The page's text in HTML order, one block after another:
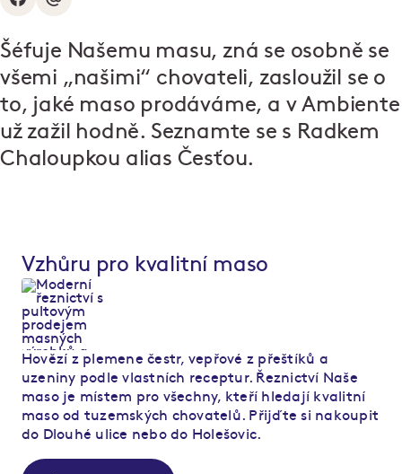
Šéfuje Našemu masu, zná se osobně se
všemi „našimi“ chovateli, zasloužil se o
to, jaké maso prodáváme, a v Ambiente
už zažil hodně. Seznamte se s Radkem
Chaloupkou alias Česťou.
Vzhůru pro kvalitní maso
Hovězí z plemene čestr, vepřové z přeštíků a
uzeniny podle vlastních receptur. Řeznictví Naše
maso je místem pro všechny, kteří hledají kvalitní
maso od tuzemských chovatelů. Přijďte si nakoupit
do Dlouhé ulice nebo do Holešovic.